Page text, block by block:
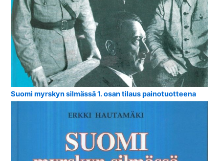
Suomi myrskyn silmässä 1. osan tilaus painotuotteena